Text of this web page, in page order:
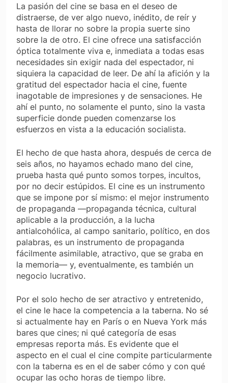
La pasión del cine se basa en el deseo de
distraerse, de ver algo nuevo, inédito, de reír y
hasta de llorar no sobre la propia suerte sino
sobre la de otro. El cine ofrece una satisfacción
óptica totalmente viva e, inmediata a todas esas
necesidades sin exigir nada del espectador, ni
siquiera la capacidad de leer. De ahí la afición y la
gratitud del espectador hacia el cine, fuente
inagotable de impresiones y de sensaciones. He
ahí el punto, no solamente el punto, sino la vasta
superficie donde pueden comenzarse los
esfuerzos en vista a la educación socialista.
El hecho de que hasta ahora, después de cerca de
seis años, no hayamos echado mano del cine,
prueba hasta qué punto somos torpes, incultos,
por no decir estúpidos. El cine es un instrumento
que se impone por sí mismo: el mejor instrumento
de propaganda —propaganda técnica, cultural
aplicable a la producción, a la lucha
antialcohólica, al campo sanitario, político, en dos
palabras, es un instrumento de propaganda
fácilmente asimilable, atractivo, que se graba en
la memoria— y, eventualmente, es también un
negocio lucrativo.
Por el solo hecho de ser atractivo y entretenido,
el cine le hace la competencia a la taberna. No sé
si actualmente hay en París o en Nueva York más
bares que cines; ni qué categoría de esas
empresas reporta más. Es evidente que el
aspecto en el cual el cine compite particularmente
con la taberna es en el de saber cómo y con qué
ocupar las ocho horas de tiempo libre.